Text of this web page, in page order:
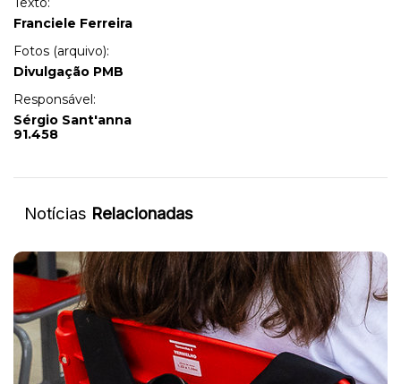
Franciele Ferreira
Fotos (arquivo):
Divulgação PMB
Responsável:
Sérgio Sant'anna
91.458
Notícias Relacionadas